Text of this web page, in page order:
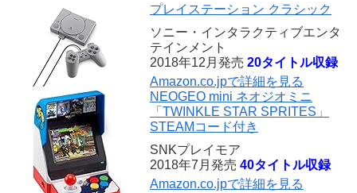
プレイステーション クラシック
ソニー・インタラクティブエンタ
テインメント
2018年12月発売 20タイトル収録
Amazon.co.jpで詳細を見る
NEOGEO mini ネオジオミニ
「TWINKLE STAR SPRITES」
STEAMコード付き
SNKプレイモア
2018年7月発売 40タイトル収録
Amazon.co.jpで詳細を見る